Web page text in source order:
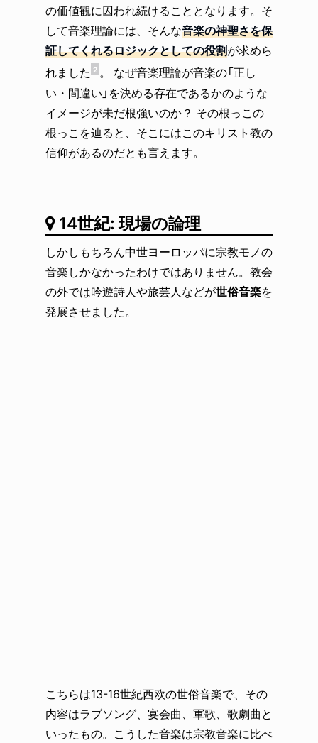
の価値観に囚われ続けることとなります。そ
して音楽理論には、そんな音楽の神聖さを保
証してくれるロジックとしての役割が求めら
れました 2 。 なぜ音楽理論が音楽の「正し
い・間違い」を決める存在であるかのような
イメージが未だ根強いのか？ その根っこの
根っこを辿ると、そこにはこのキリスト教の
信仰があるのだとも言えます。
14世紀: 現場の論理
しかしもちろん中世ヨーロッパに宗教モノの
音楽しかなかったわけではありません。教会
の外では吟遊詩人や旅芸人などが世俗音楽を
発展させました。
こちらは13-16世紀西欧の世俗音楽で、その
内容はラブソング、宴会曲、軍歌、歌劇曲と
いったもの。こうした音楽は宗教音楽に比べ